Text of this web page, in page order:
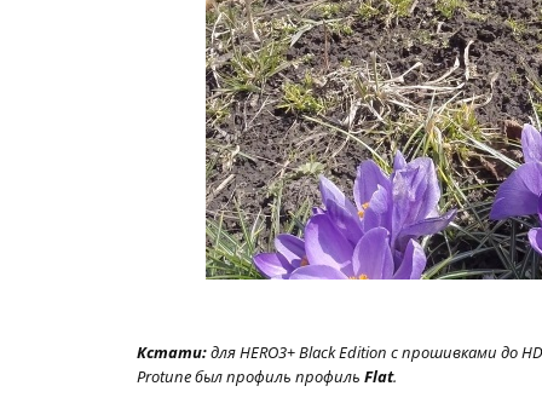
Кстати:для HERO3+ Black Edition с прошивками до
Protune был профиль профиль Flat.